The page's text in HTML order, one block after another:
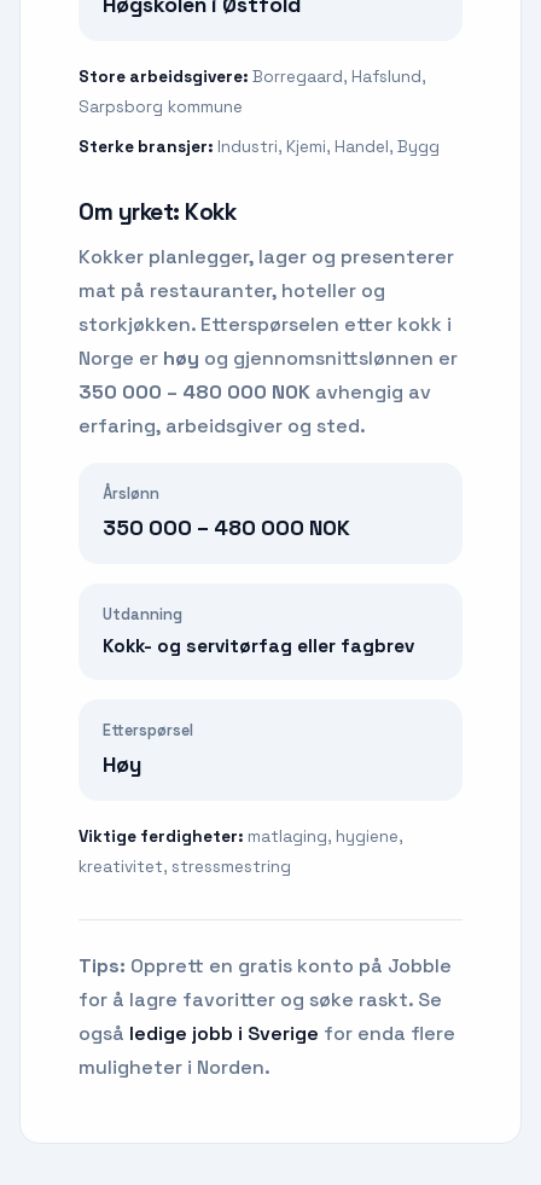
Store arbeidsgivere: Borregaard, Hafslund,
Sarpsborg kommune
Sterke bransjer: Industri, Kjemi, Handel, Bygg
Om yrket: Kokk
Kokker planlegger, lager og presenterer
mat på restauranter, hoteller og
storkjøkken. Etterspørselen etter kokk i
Norge er høy og gjennomsnittslønnen er
350 000 – 480 000 NOK avhengig av
erfaring, arbeidsgiver og sted.
Årslønn
350 000 – 480 000 NOK
Utdanning
Kokk- og servitørfag eller fagbrev
Etterspørsel
Høy
Viktige ferdigheter: matlaging, hygiene,
kreativitet, stressmestring
Tips: Opprett en gratis konto på Jobble
for å lagre favoritter og søke raskt. Se
også ledige jobb i Sverige for enda flere
muligheter i Norden.